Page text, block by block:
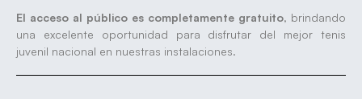
El acceso al público es completamente gratuito, brindando
una excelente oportunidad para disfrutar del mejor tenis
juvenil nacional en nuestras instalaciones.